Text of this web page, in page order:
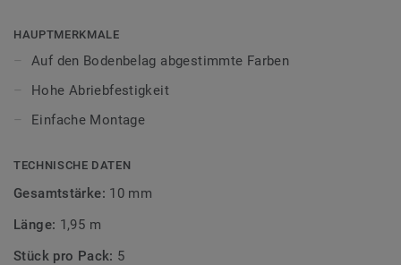
HAUPTMERKMALE
Auf den Bodenbelag abgestimmte Farben
Hohe Abriebfestigkeit
Einfache Montage
TECHNISCHE DATEN
Gesamtstärke: 10 mm
Länge: 1,95 m
Stück pro Pack: 5